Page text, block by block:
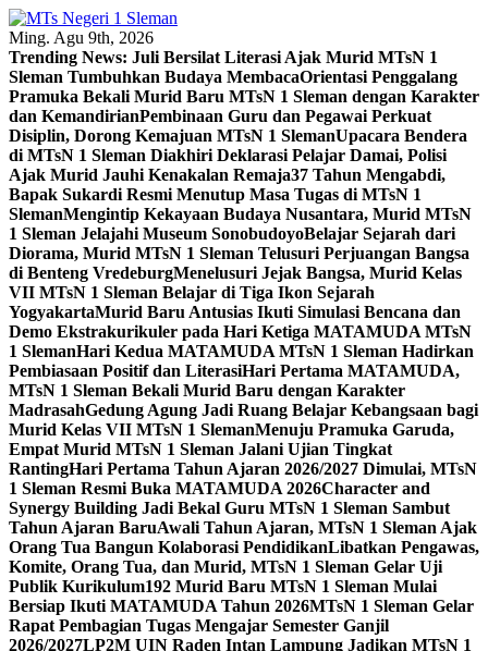
Skip
to
content
Ming. Agu 9th, 2026
Trending News: Juli Bersilat Literasi Ajak Murid MTsN 1
Sleman Tumbuhkan Budaya MembacaOrientasi Penggalang
Pramuka Bekali Murid Baru MTsN 1 Sleman dengan Karakter
dan KemandirianPembinaan Guru dan Pegawai Perkuat
Disiplin, Dorong Kemajuan MTsN 1 SlemanUpacara Bendera
di MTsN 1 Sleman Diakhiri Deklarasi Pelajar Damai, Polisi
Ajak Murid Jauhi Kenakalan Remaja37 Tahun Mengabdi,
Bapak Sukardi Resmi Menutup Masa Tugas di MTsN 1
SlemanMengintip Kekayaan Budaya Nusantara, Murid MTsN
1 Sleman Jelajahi Museum SonobudoyoBelajar Sejarah dari
Diorama, Murid MTsN 1 Sleman Telusuri Perjuangan Bangsa
di Benteng VredeburgMenelusuri Jejak Bangsa, Murid Kelas
VII MTsN 1 Sleman Belajar di Tiga Ikon Sejarah
YogyakartaMurid Baru Antusias Ikuti Simulasi Bencana dan
Demo Ekstrakurikuler pada Hari Ketiga MATAMUDA MTsN
1 SlemanHari Kedua MATAMUDA MTsN 1 Sleman Hadirkan
Pembiasaan Positif dan LiterasiHari Pertama MATAMUDA,
MTsN 1 Sleman Bekali Murid Baru dengan Karakter
MadrasahGedung Agung Jadi Ruang Belajar Kebangsaan bagi
Murid Kelas VII MTsN 1 SlemanMenuju Pramuka Garuda,
Empat Murid MTsN 1 Sleman Jalani Ujian Tingkat
RantingHari Pertama Tahun Ajaran 2026/2027 Dimulai, MTsN
1 Sleman Resmi Buka MATAMUDA 2026Character and
Synergy Building Jadi Bekal Guru MTsN 1 Sleman Sambut
Tahun Ajaran BaruAwali Tahun Ajaran, MTsN 1 Sleman Ajak
Orang Tua Bangun Kolaborasi PendidikanLibatkan Pengawas,
Komite, Orang Tua, dan Murid, MTsN 1 Sleman Gelar Uji
Publik Kurikulum192 Murid Baru MTsN 1 Sleman Mulai
Bersiap Ikuti MATAMUDA Tahun 2026MTsN 1 Sleman Gelar
Rapat Pembagian Tugas Mengajar Semester Ganjil
2026/2027LP2M UIN Raden Intan Lampung Jadikan MTsN 1